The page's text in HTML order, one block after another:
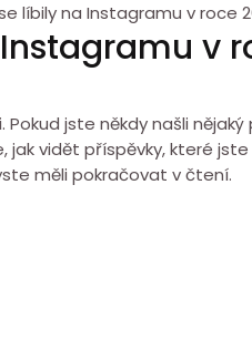
líbily na Instagramu v roce
v
jste někdy našli nějaký
vidět příspěvky, které jste
měli pokračovat v čtení.